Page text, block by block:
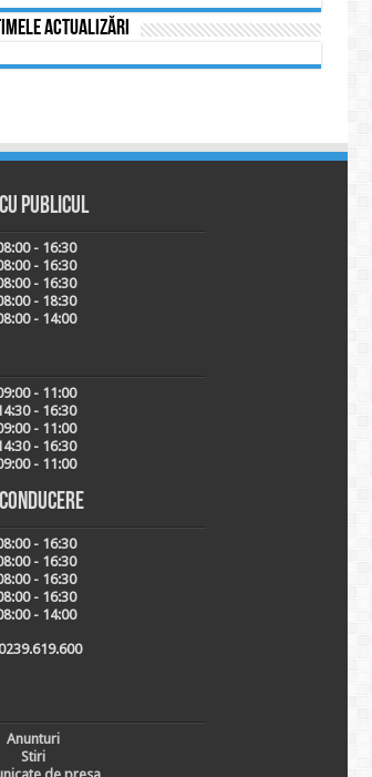
actualizări
publicul
- 16:30
- 16:30
- 16:30
- 18:30
- 14:00
- 11:00
- 16:30
- 11:00
- 16:30
- 11:00
- 16:30
- 16:30
- 16:30
- 16:30
- 14:00
Anunturi
Stiri